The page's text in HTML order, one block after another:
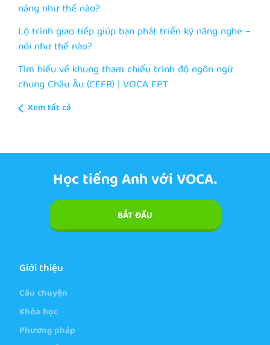
năng như thế nào?
Lộ trình giao tiếp giúp bạn phát triển kỹ năng nghe –
nói như thế nào?
Tìm hiểu về khung tham chiếu trình độ ngôn ngữ
chung Châu Âu (CEFR) | VOCA EPT
Xem tất cả
Học tiếng Anh với VOCA.
BẮT ĐẦU
Giới thiệu
Câu chuyện
Khóa học
Phương pháp